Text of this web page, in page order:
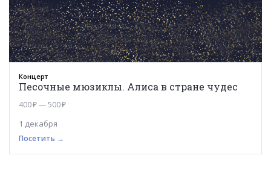
Концерт
Песочные мюзиклы. Алиса в стране чудес
400 ₽ — 500 ₽
1 декабря
Посетить →